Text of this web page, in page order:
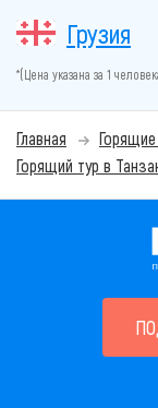
Грузия
*(Цена указана за 1
Главная
Горящий тур в